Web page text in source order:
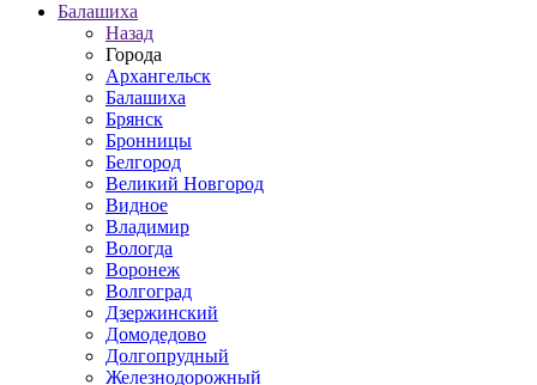
Балашиха
Назад
Города
Архангельск
Балашиха
Брянск
Бронницы
Белгород
Великий Новгород
Видное
Владимир
Вологда
Воронеж
Волгоград
Дзержинский
Домодедово
Долгопрудный
Железнодорожный